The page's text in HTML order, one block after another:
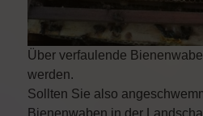
Über verfaulende
werden.
Sollten Sie also
Bienenwaben in der